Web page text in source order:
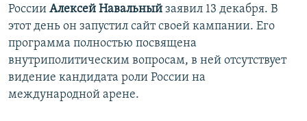
России Алексей Навальный заявил 13 декабря. В
этот день он запустил сайт своей кампании. Его
программа полностью посвящена
внутриполитическим вопросам, в ней отсутствует
видение кандидата роли России на
международной арене.